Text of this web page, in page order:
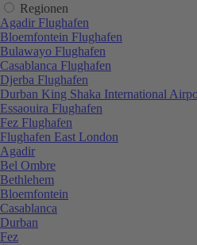
Regionen
Agadir Flughafen
Bloemfontein Flughafen
Bulawayo Flughafen
Casablanca Flughafen
Djerba Flughafen
Durban King Shaka International
Essaouira Flughafen
Fez Flughafen
Flughafen East London
Agadir
Bel Ombre
Bethlehem
Bloemfontein
Casablanca
Durban
Fez